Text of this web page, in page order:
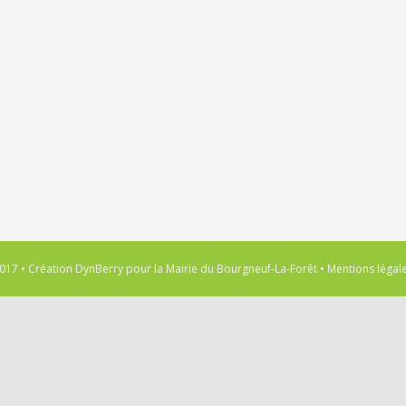
• Création DynBerry pour la Mairie du Bourgneuf-La-Forêt • Mentions